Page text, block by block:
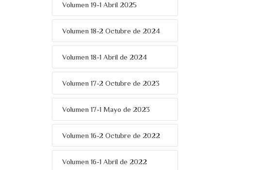
Volumen 19-1 Abril 2025
Volumen 18-2 Octubre de 2024
Volumen 18-1 Abril de 2024
Volumen 17-2 Octubre de 2023
Volumen 17-1 Mayo de 2023
Volumen 16-2 Octubre de 2022
Volumen 16-1 Abril de 2022